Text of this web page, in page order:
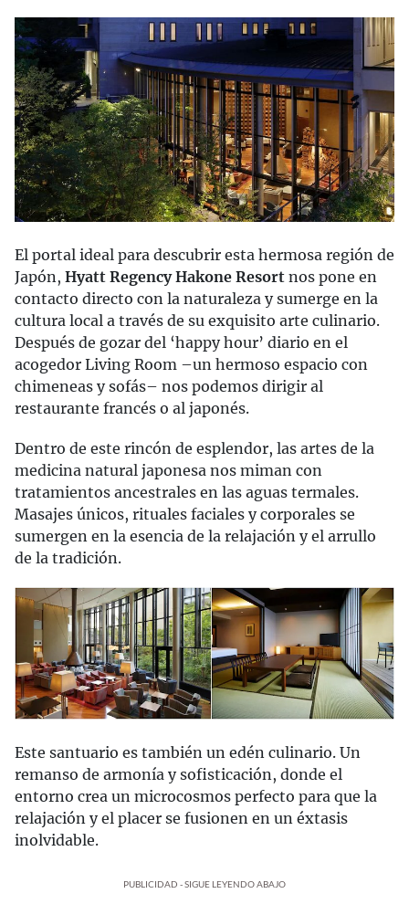
El portal ideal para descubrir esta hermosa región de
Japón, Hyatt Regency Hakone Resort nos pone en
contacto directo con la naturaleza y sumerge en la
cultura local a través de su exquisito arte culinario.
Después de gozar del ‘happy hour’ diario en el
acogedor Living Room –un hermoso espacio con
chimeneas y sofás– nos podemos dirigir al
restaurante francés o al japonés.
Dentro de este rincón de esplendor, las artes de la
medicina natural japonesa nos miman con
tratamientos ancestrales en las aguas termales.
Masajes únicos, rituales faciales y corporales se
sumergen en la esencia de la relajación y el arrullo
de la tradición.
Este santuario es también un edén culinario. Un
remanso de armonía y sofisticación, donde el
entorno crea un microcosmos perfecto para que la
relajación y el placer se fusionen en un éxtasis
inolvidable.
PUBLICIDAD - SIGUE LEYENDO ABAJO